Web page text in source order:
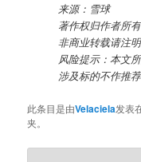
来源：雪球
著作权归作者所
非商业转载请注明
风险提示：本文
涉及标的不作推
此条目是由Velaciela发表
夹。